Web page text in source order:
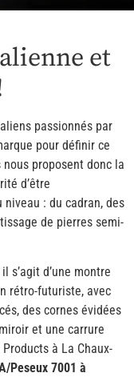
et
passionnés par
pour définir ce
proposent donc la
d’être
niveau : du cadran, des
de pierres semi-
s’agit d’une montre
rétro-futuriste, avec
des cornes évidées
et une carrure
à La Chaux-
Peseux 7001 à